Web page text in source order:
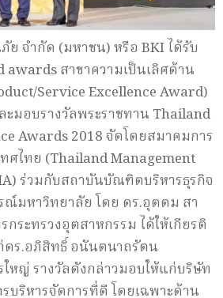
ย จำกัด (มหาชน) หรือ BKI ได้รับ
awards สาขาความเป็นเลิศด้าน
Service Excellence Award)
มอบรางวัลพระราชทาน Thailand
Awards 2018 จัดโดยสมาคมการ
ศไทย (Thailand Management
ร่วมกับสถาบันบัณฑิตบริหารธุรกิจ
มหาวิทยาลัย โดย ดร.อุตตม สา
ระทรวงอุตสาหกรรม ได้ให้เกียรติ
ดร.อภิสิทธิ์ อนันตนาถรัตน
หญ่ รางวัลดังกล่าวมอบให้แก่บริษัท
บริหารจัดการที่ดี โดยเฉพาะด้าน